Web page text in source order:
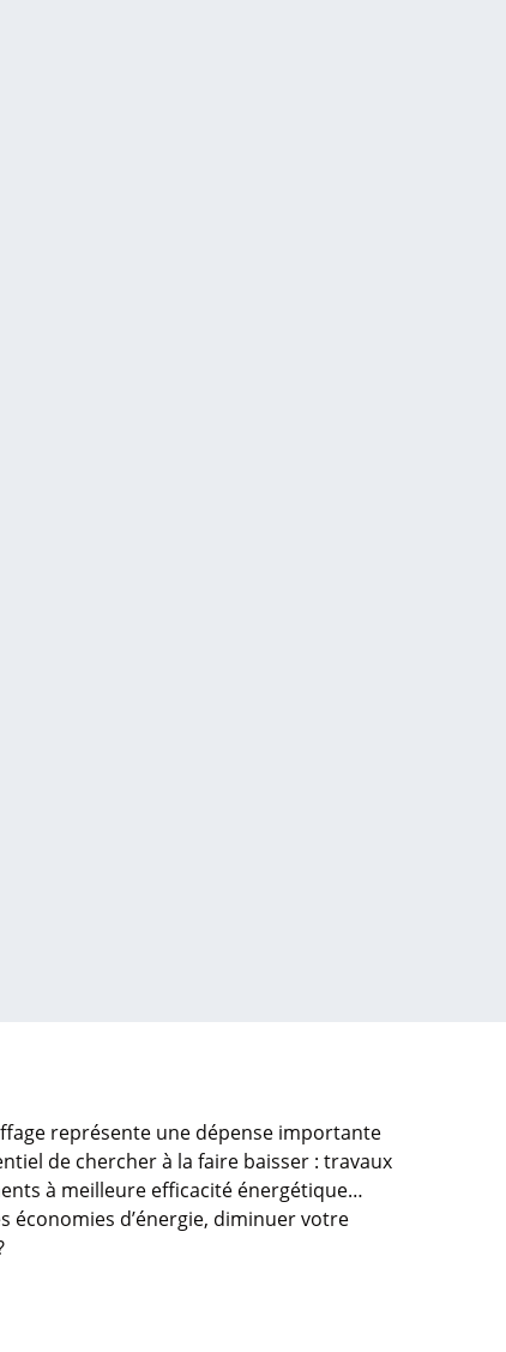
représente une dépense importante
de chercher à la faire baisser : travaux
à meilleure efficacité énergétique…
économies d’énergie, diminuer votre